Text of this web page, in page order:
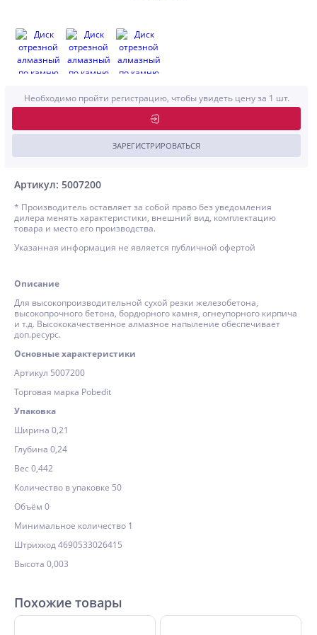
Артикул: 5007200
Необходимо пройти регистрацию, чтобы увидеть цену за 1 шт.
ЗАРЕГИСТРИРОВАТЬСЯ
* Производитель оставляет за собой право без уведомления
дилера менять характеристики, внешний вид, комплектацию
товара и место его производства.
Указанная информация не является публичной офертой
Описание
Для высокопроизводительной сухой резки железобетона,
высокопрочного бетона, бордюрного камня, огнеупорного кирпича
и т.д. Высококачественное алмазное напыление обеспечивает
доп.ресурс.
Основные характеристики
Артикул 5007200
Торговая марка Pobedit
Упаковка
Ширина 0,21
Глубина 0,24
Вес 0,442
Количество в упаковке 50
Объём 0
Минимальное количество 1
Штрихкод 4690533026415
Высота 0,003
Похожие товары